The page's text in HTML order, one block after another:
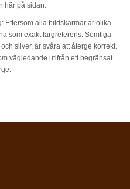
här på sidan.
Eftersom alla bildskärmar är olika
som exakt färgreferens. Somliga
silver, är svåra att återge korrekt.
vägledande utifrån ett begränsat